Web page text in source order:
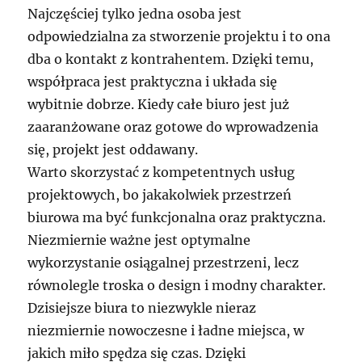
Najczęściej tylko jedna osoba jest
odpowiedzialna za stworzenie projektu i to ona
dba o kontakt z kontrahentem. Dzięki temu,
współpraca jest praktyczna i układa się
wybitnie dobrze. Kiedy całe biuro jest już
zaaranżowane oraz gotowe do wprowadzenia
się, projekt jest oddawany.
Warto skorzystać z kompetentnych usług
projektowych, bo jakakolwiek przestrzeń
biurowa ma być funkcjonalna oraz praktyczna.
Niezmiernie ważne jest optymalne
wykorzystanie osiągalnej przestrzeni, lecz
równolegle troska o design i modny charakter.
Dzisiejsze biura to niezwykle nieraz
niezmiernie nowoczesne i ładne miejsca, w
jakich miło spędza się czas. Dzięki